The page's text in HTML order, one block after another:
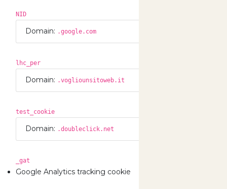
NID
Domain: .google.com
lhc_per
Domain: .vogliounsitoweb.it
test_cookie
Domain: .doubleclick.net
_gat
Google Analytics tracking cookie